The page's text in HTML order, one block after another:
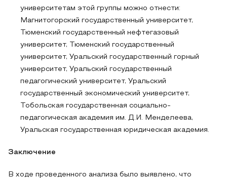
университетам этой группы можно отнести:
Магнитогорский государственный университет,
Тюменский государственный нефтегазовый
университет, Тюменский государственный
университет, Уральский государственный горный
университет, Уральский государственный
педагогический университет, Уральский
государственный экономический университет,
Тобольская государственная социально-
педагогическая академия им. Д.И. Менделеева,
Уральская государственная юридическая академия.
Заключение
В ходе проведенного анализа было выявлено, что